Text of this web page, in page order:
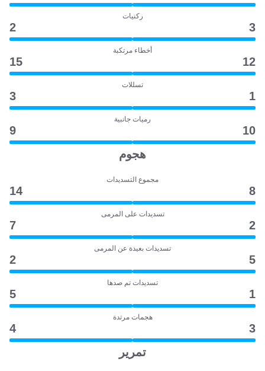
ركنيات
3
2
أخطاء مرتكبة
12
15
تسللات
1
3
رميات جانبية
10
9
هجوم
مجموع التسديدات
8
14
تسديدات على المرمى
2
7
تسديدات بعيدة عن المرمى
5
2
تسديدات تم صدها
1
5
هجمات مرتدة
3
4
تمرير